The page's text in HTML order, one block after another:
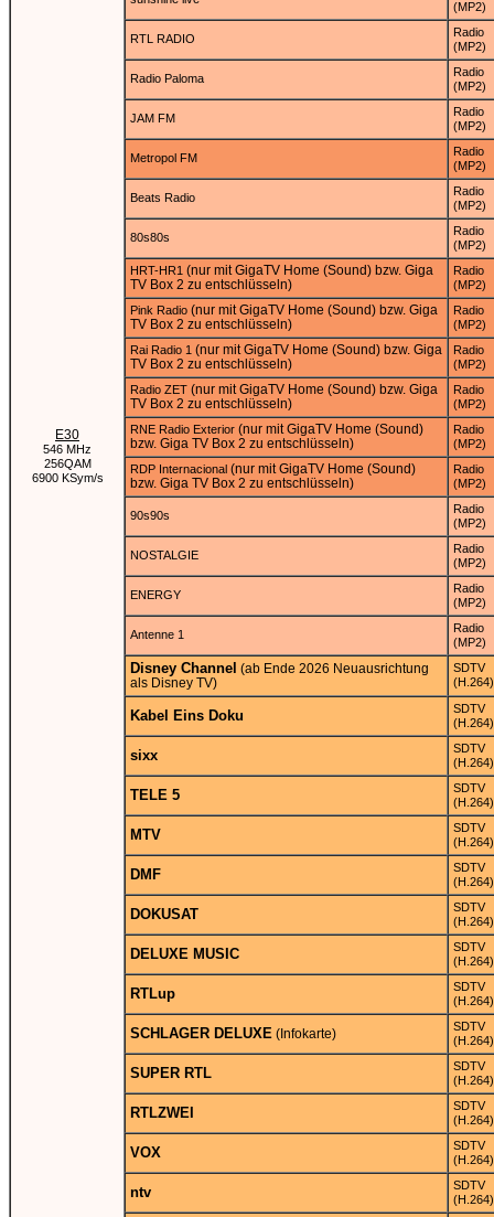
E30
546 MHz
256QAM
6900 KSym/s
(MP2)
RTL RADIO
Radio
(MP2)
Radio Paloma
Radio
(MP2)
JAM FM
Radio
(MP2)
Metropol FM
Radio
(MP2)
Beats Radio
Radio
(MP2)
80s80s
Radio
(MP2)
HRT-HR1 (nur mit GigaTV Home (Sound) bzw. Giga
TV Box 2 zu entschlüsseln)
Radio
(MP2)
Pink Radio (nur mit GigaTV Home (Sound) bzw. Giga
TV Box 2 zu entschlüsseln)
Radio
(MP2)
Rai Radio 1 (nur mit GigaTV Home (Sound) bzw. Giga
TV Box 2 zu entschlüsseln)
Radio
(MP2)
Radio ZET (nur mit GigaTV Home (Sound) bzw. Giga
TV Box 2 zu entschlüsseln)
Radio
(MP2)
RNE Radio Exterior (nur mit GigaTV Home (Sound)
bzw. Giga TV Box 2 zu entschlüsseln)
Radio
(MP2)
RDP Internacional (nur mit GigaTV Home (Sound)
bzw. Giga TV Box 2 zu entschlüsseln)
Radio
(MP2)
90s90s
Radio
(MP2)
NOSTALGIE
Radio
(MP2)
ENERGY
Radio
(MP2)
Antenne 1
Radio
(MP2)
Disney Channel (ab Ende 2026 Neuausrichtung
als Disney TV)
SDTV
(H.264)
Kabel Eins Doku
SDTV
(H.264)
sixx
SDTV
(H.264)
TELE 5
SDTV
(H.264)
MTV
SDTV
(H.264)
DMF
SDTV
(H.264)
DOKUSAT
SDTV
(H.264)
DELUXE MUSIC
SDTV
(H.264)
RTLup
SDTV
(H.264)
SCHLAGER DELUXE (Infokarte)
SDTV
(H.264)
SUPER RTL
SDTV
(H.264)
RTLZWEI
SDTV
(H.264)
VOX
SDTV
(H.264)
ntv
SDTV
(H.264)